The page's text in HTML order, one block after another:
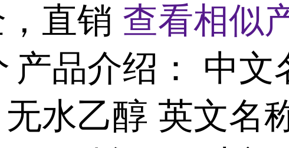
直销 查看相似
产品介绍： 中文
水乙醇 英文名